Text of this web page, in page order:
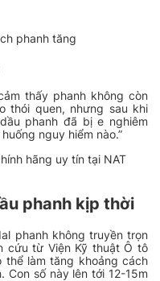
phanh tăng
thấy phanh không còn
thói quen, nhưng sau khi
phanh đã bị e nghiêm
nguy hiểm nào.”
hãng uy tín tại NAT
phanh kịp thời
phanh không truyền trọn
cứu từ Viện Kỹ thuật Ô tô
thể làm tăng khoảng cách
số này lên tới 12-15m